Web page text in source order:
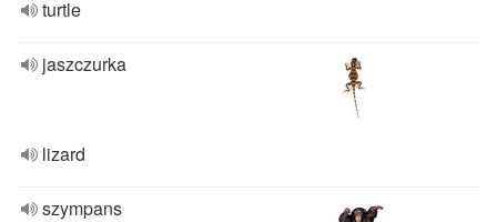
turtle
jaszczurka
lizard
szympans